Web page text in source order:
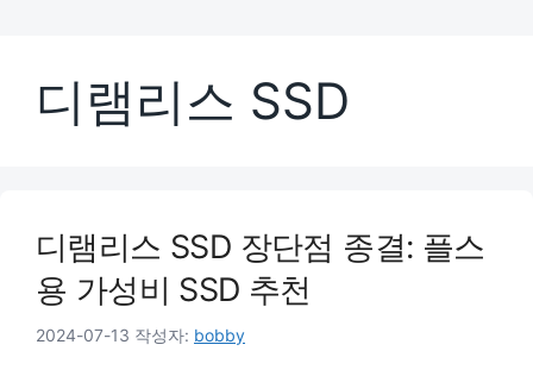
디램리스 SSD
디램리스 SSD 장단점 종결: 플스
용 가성비 SSD 추천
2024-07-13 작성자: bobby